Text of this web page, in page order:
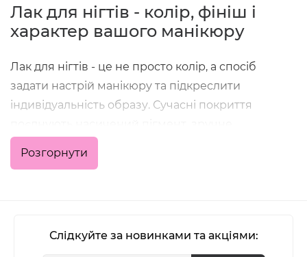
Лак для нігтів - колір, фініш і
характер вашого манікюру
Лак для нігтів - це не просто колір, а спосіб
задати настрій манікюру та підкреслити
індивідуальність образу. Сучасні покриття
нанесення та стійкість, що дозволяє отримати
акуратний результат як у домашніх умовах, так і в
формули з глянцевим або матовим фінішем,
Розгорнути
Слідкуйте за новинками та акціями: